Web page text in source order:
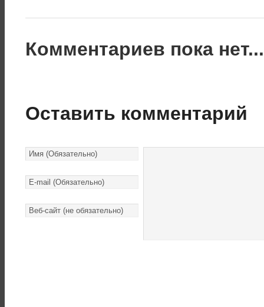
Комментариев пока
Оставить комментарий